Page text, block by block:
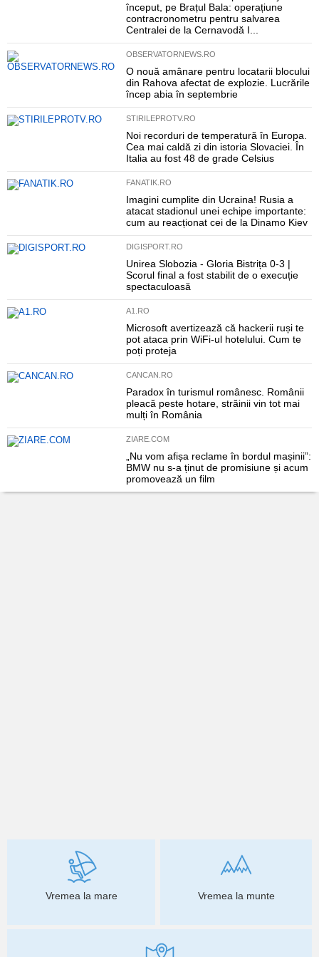
început, pe Brațul Bala: operațiune
contracronometru pentru salvarea
Centralei de la Cernavodă I...
OBSERVATORNEWS.RO
O nouă amânare pentru locatarii blocului
din Rahova afectat de explozie. Lucrările
încep abia în septembrie
STIRILEPROTV.RO
Noi recorduri de temperatură în Europa.
Cea mai caldă zi din istoria Slovaciei. În
Italia au fost 48 de grade Celsius
FANATIK.RO
Imagini cumplite din Ucraina! Rusia a
atacat stadionul unei echipe importante:
cum au reacționat cei de la Dinamo Kiev
DIGISPORT.RO
Unirea Slobozia - Gloria Bistrița 0-3 |
Scorul final a fost stabilit de o execuție
spectaculoasă
A1.RO
Microsoft avertizează că hackerii ruși te
pot ataca prin WiFi-ul hotelului. Cum te
poți proteja
CANCAN.RO
Paradox în turismul românesc. Românii
pleacă peste hotare, străinii vin tot mai
mulți în România
ZIARE.COM
„Nu vom afișa reclame în bordul mașinii”:
BMW nu s-a ținut de promisiune și acum
promovează un film
Vremea la mare Vremea la munte